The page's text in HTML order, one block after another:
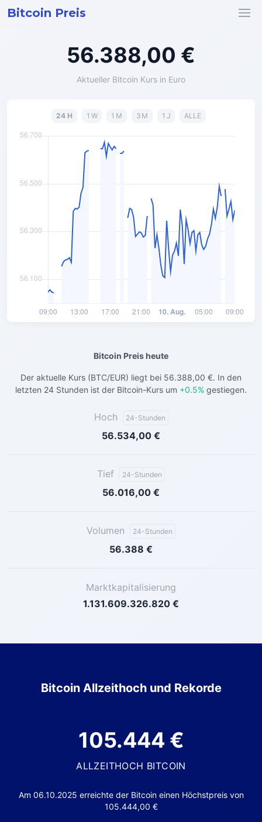
Bitcoin Preis
56.388,00 €
Aktueller Bitcoin Kurs in Euro
24 H 1 W 1 M 3 M 1 J ALLE
Bitcoin Preis heute
Der aktuelle Kurs (BTC/EUR) liegt bei 56.388,00 €. In den
letzten 24 Stunden ist der Bitcoin-Kurs um +0.5% gestiegen.
Hoch 24-Stunden
56.534,00 €
Tief 24-Stunden
56.016,00 €
Volumen 24-Stunden
56.388 €
Marktkapitalisierung
1.131.609.326.820 €
Bitcoin Allzeithoch und Rekorde
105.444 €
ALLZEITHOCH BITCOIN
Am 06.10.2025 erreichte der Bitcoin einen Höchstpreis von
105.444,00 €